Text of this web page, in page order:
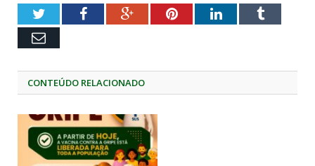
TwitterFacebookGoogle+PinterestLinkedInTumblr
Email
CONTEÚDO RELACIONADO